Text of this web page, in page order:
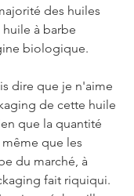
des huiles
à barbe
biologique.
dire que je n'aime
de cette huile
que la quantité
que les
du marché, à
fait riquiqui.